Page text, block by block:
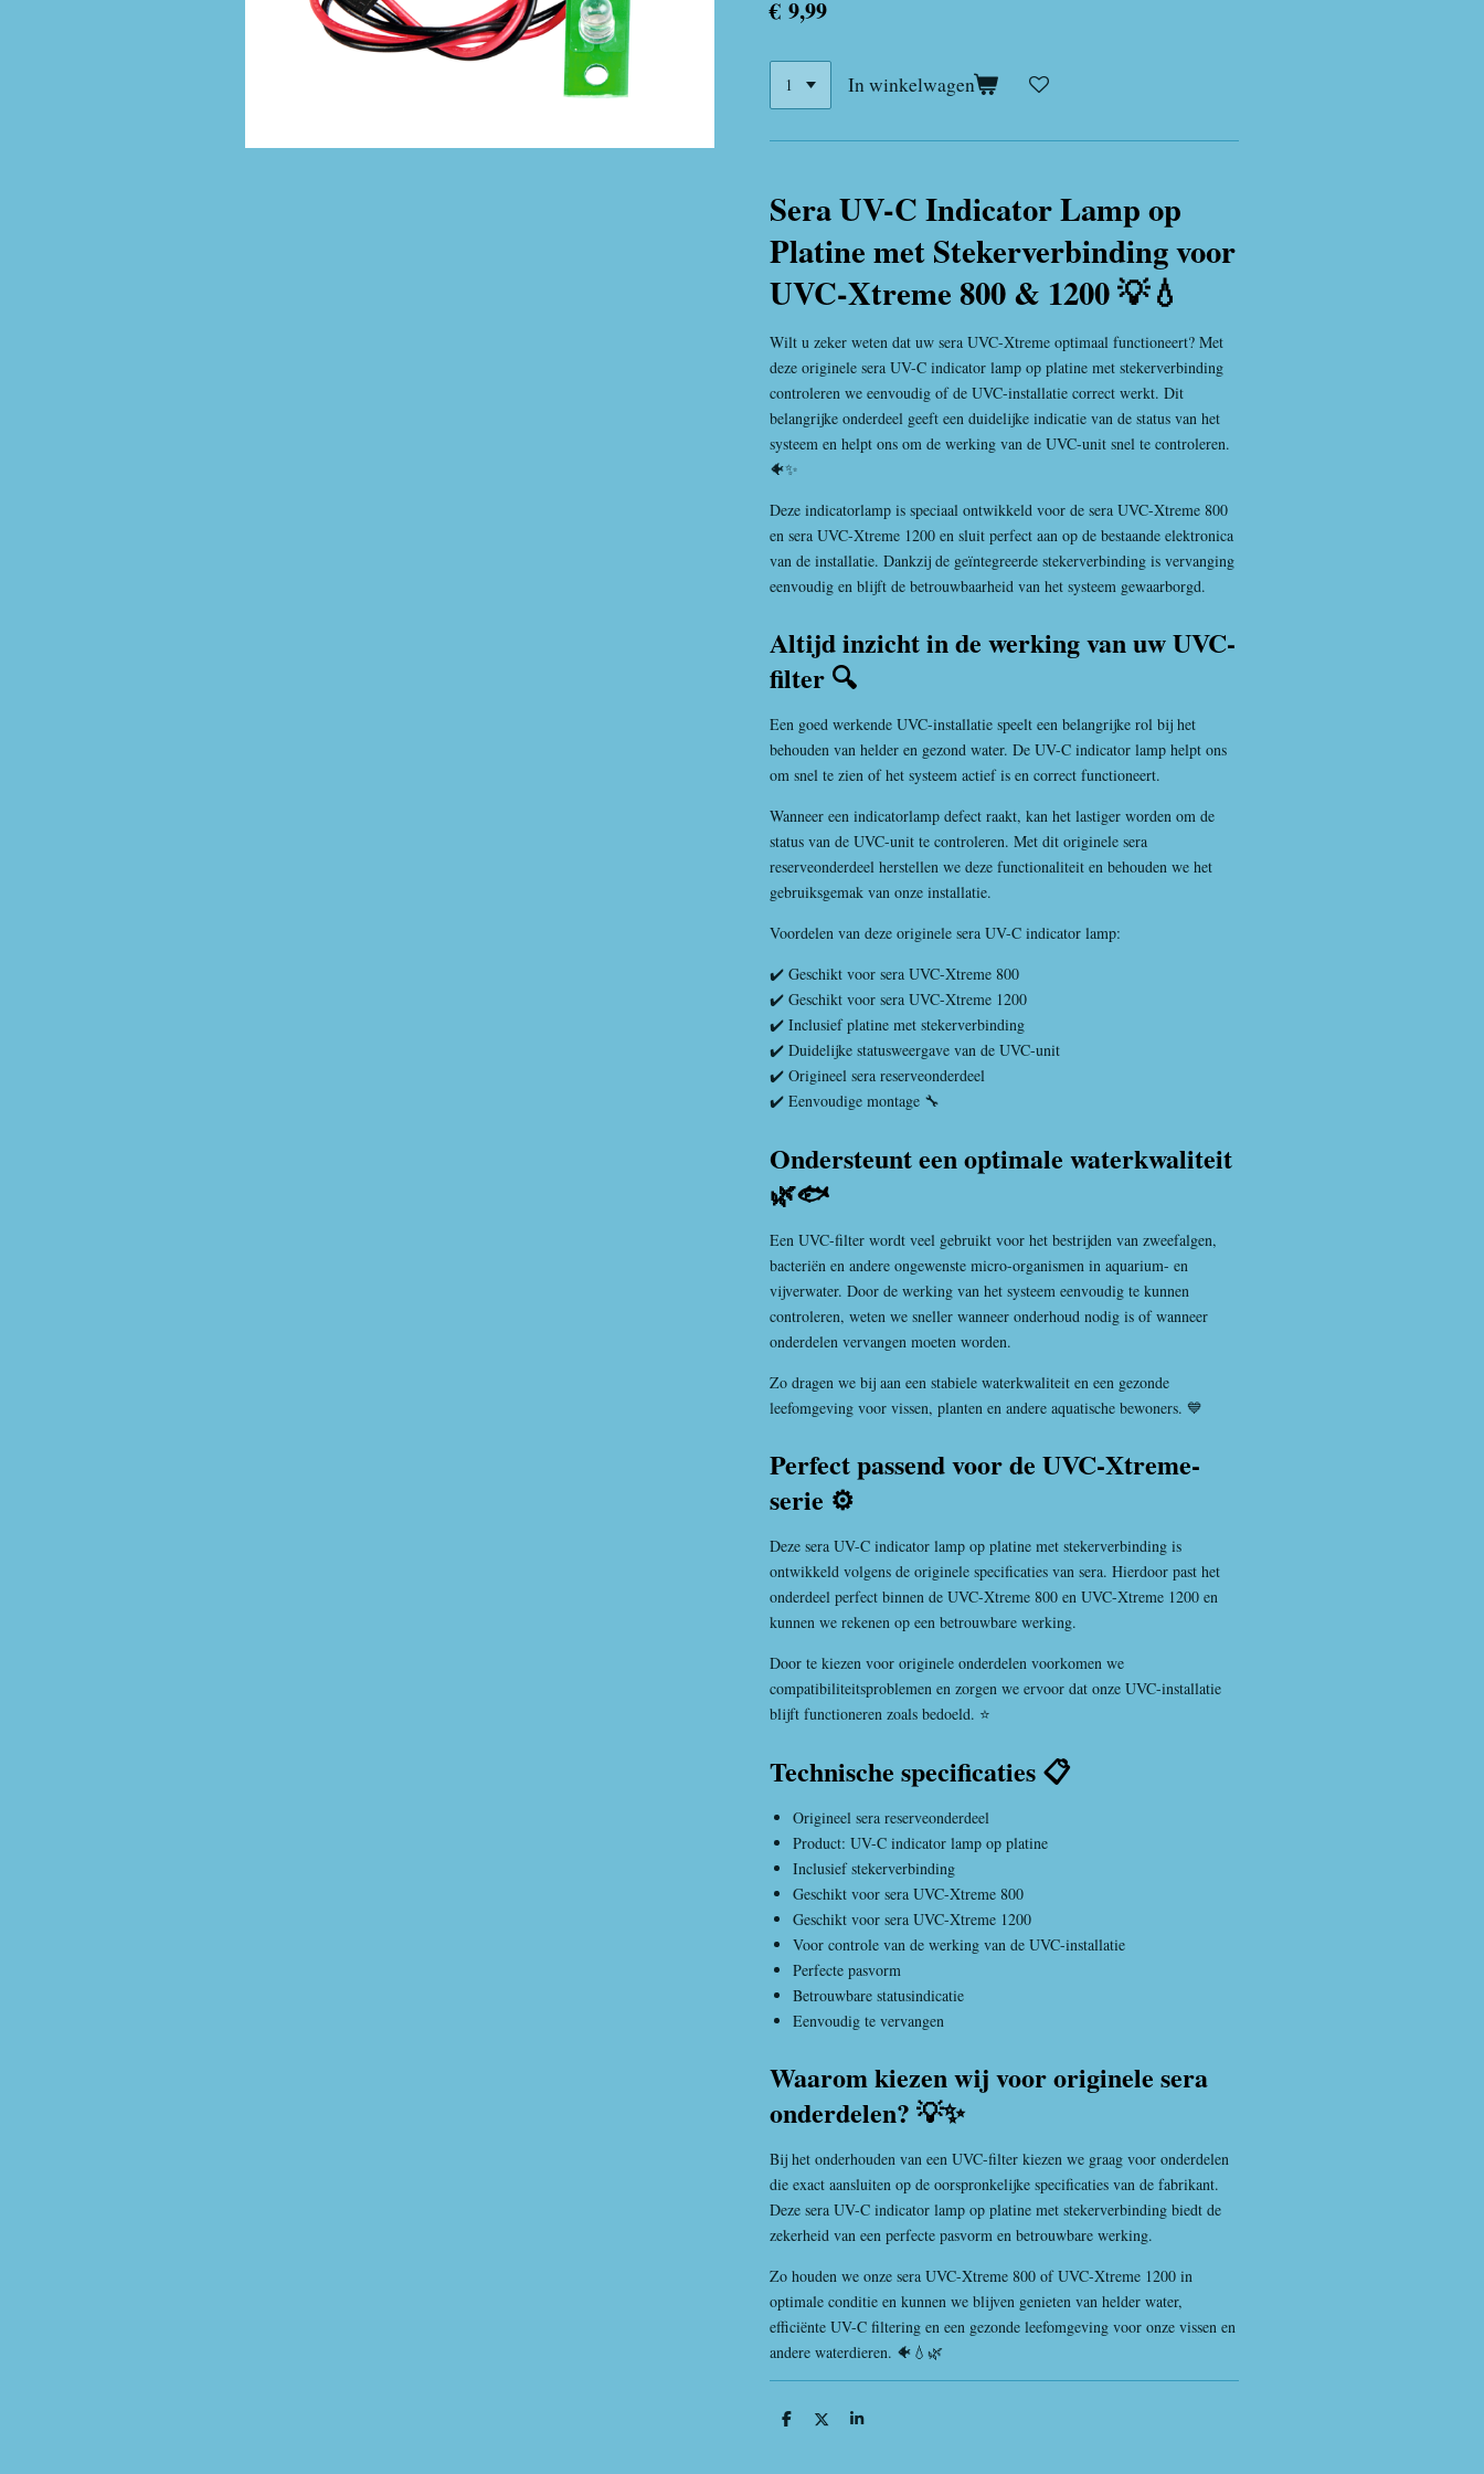
€ 9,99
In winkelwagen
Sera UV-C Indicator Lamp op
Platine met Stekerverbinding voor
UVC-Xtreme 800 & 1200 💡💧
Wilt u zeker weten dat uw sera UVC-Xtreme optimaal functioneert? Met
deze originele sera UV-C indicator lamp op platine met stekerverbinding
controleren we eenvoudig of de UVC-installatie correct werkt. Dit
belangrijke onderdeel geeft een duidelijke indicatie van de status van het
systeem en helpt ons om de werking van de UVC-unit snel te controleren.
🐠✨
Deze indicatorlamp is speciaal ontwikkeld voor de sera UVC-Xtreme 800
en sera UVC-Xtreme 1200 en sluit perfect aan op de bestaande elektronica
van de installatie. Dankzij de geïntegreerde stekerverbinding is vervanging
eenvoudig en blijft de betrouwbaarheid van het systeem gewaarborgd.
Altijd inzicht in de werking van uw UVC-
filter 🔍
Een goed werkende UVC-installatie speelt een belangrijke rol bij het
behouden van helder en gezond water. De UV-C indicator lamp helpt ons
om snel te zien of het systeem actief is en correct functioneert.
Wanneer een indicatorlamp defect raakt, kan het lastiger worden om de
status van de UVC-unit te controleren. Met dit originele sera
reserveonderdeel herstellen we deze functionaliteit en behouden we het
gebruiksgemak van onze installatie.
Voordelen van deze originele sera UV-C indicator lamp:
✔️ Geschikt voor sera UVC-Xtreme 800
✔️ Geschikt voor sera UVC-Xtreme 1200
✔️ Inclusief platine met stekerverbinding
✔️ Duidelijke statusweergave van de UVC-unit
✔️ Origineel sera reserveonderdeel
✔️ Eenvoudige montage 🔧
Ondersteunt een optimale waterkwaliteit
🌿🐟
Een UVC-filter wordt veel gebruikt voor het bestrijden van zweefalgen,
bacteriën en andere ongewenste micro-organismen in aquarium- en
vijverwater. Door de werking van het systeem eenvoudig te kunnen
controleren, weten we sneller wanneer onderhoud nodig is of wanneer
onderdelen vervangen moeten worden.
Zo dragen we bij aan een stabiele waterkwaliteit en een gezonde
leefomgeving voor vissen, planten en andere aquatische bewoners. 💙
Perfect passend voor de UVC-Xtreme-
serie ⚙️
Deze sera UV-C indicator lamp op platine met stekerverbinding is
ontwikkeld volgens de originele specificaties van sera. Hierdoor past het
onderdeel perfect binnen de UVC-Xtreme 800 en UVC-Xtreme 1200 en
kunnen we rekenen op een betrouwbare werking.
Door te kiezen voor originele onderdelen voorkomen we
compatibiliteitsproblemen en zorgen we ervoor dat onze UVC-installatie
blijft functioneren zoals bedoeld. ⭐
Technische specificaties 📋
Origineel sera reserveonderdeel
Product: UV-C indicator lamp op platine
Inclusief stekerverbinding
Geschikt voor sera UVC-Xtreme 800
Geschikt voor sera UVC-Xtreme 1200
Voor controle van de werking van de UVC-installatie
Perfecte pasvorm
Betrouwbare statusindicatie
Eenvoudig te vervangen
Waarom kiezen wij voor originele sera
onderdelen? 💡✨
Bij het onderhouden van een UVC-filter kiezen we graag voor onderdelen
die exact aansluiten op de oorspronkelijke specificaties van de fabrikant.
Deze sera UV-C indicator lamp op platine met stekerverbinding biedt de
zekerheid van een perfecte pasvorm en betrouwbare werking.
Zo houden we onze sera UVC-Xtreme 800 of UVC-Xtreme 1200 in
optimale conditie en kunnen we blijven genieten van helder water,
efficiënte UV-C filtering en een gezonde leefomgeving voor onze vissen en
andere waterdieren. 🐠💧🌿
D
D
S